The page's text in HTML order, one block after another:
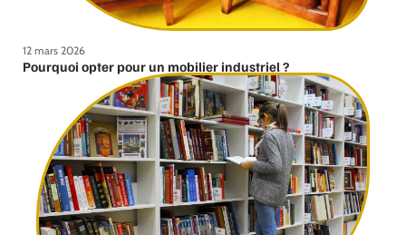
12 mars 2026
Pourquoi opter pour un mobilier industriel ?